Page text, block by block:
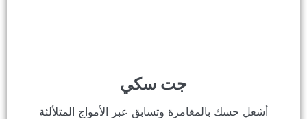
جت سكي
أشعل حسك بالمغامرة وتسابق عبر الأمواج المتلألئة